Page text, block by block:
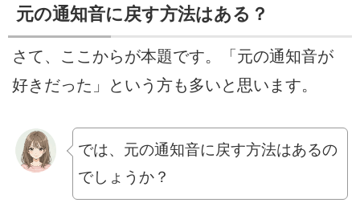
元の通知音に戻す方法はある？
さて、ここからが本題です。「元の通知音が
好きだった」という方も多いと思います。
では、元の通知音に戻す方法はあるの
でしょうか？